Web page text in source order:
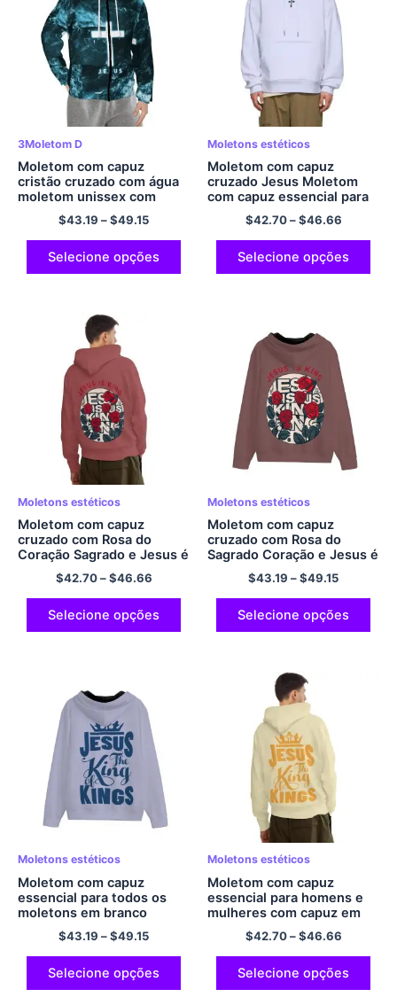
3Moletom D
Moletom com capuz
cristão cruzado com água
moletom unissex com
estampa 3D moletom com
capuz cruzado com zíper
legal engraçado novidade
moletom com bolsos
moletom de poliéster
$43.19 –$49.15
Selecione opções
Moletons estéticos
Moletom com capuz
cruzado Jesus Moletom
com capuz essencial para
todos os moletons em
branco JESUS ​​THE KINGS
Moletom com capuz casual
pulôver de poliéster com
capuz Moletom clássico
$42.70–$46.66
Selecione opções
Moletons estéticos
Moletom com capuz
cruzado com Rosa do
Coração Sagrado e Jesus é
Rei Moletom com capuz
tamanho UE Moletom com
capuz estético de grandes
dimensões para homens e
mulheres com capuz de
$42.70–$46.66
Selecione opções
Moletons estéticos
Moletom com capuz
cruzado com Rosa do
Sagrado Coração e Jesus é
Rei Moletom com capuz
com zíper para homens e
mulheres Moletom com
capuz estético de
poliéster
$43.19 –$49.15
Selecione opções
Moletons estéticos
Moletom com capuz
essencial para todos os
moletons em branco
JESUS ​​THE KINGS
Moletom com capuz
aconchegante e
confortável de poliéster
com zíper Moletom com
$43.19 –$49.15
Selecione opções
Moletons estéticos
Moletom com capuz
essencial para homens e
mulheres com capuz em
branco JESUS ​​THE KINGS
Moletom com capuz
Conforto aconchegante e
pulôver clássico de
poliéster com capuz
$42.70–$46.66
Selecione opções